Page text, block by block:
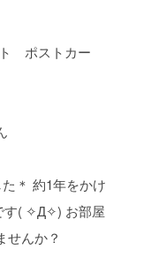
ポストカー
＊ 約1年をかけ
す( ✧Д✧) お部屋
せんか？